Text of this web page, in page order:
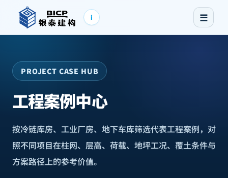
i ☰
PROJECT CASE HUB
工程案例中心
按冷链库房、工业厂房、地下车库筛选代表工程案例，对
照不同项目在柱网、层高、荷载、地坪工况、覆土条件与
方案路径上的参考价值。